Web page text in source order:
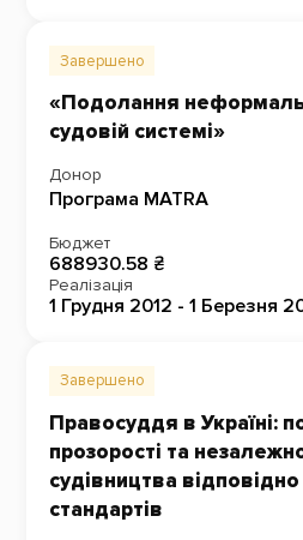
Завершено
«Подолання
судовій системі»
Донор
Програма MATRA
Бюджет
688930.58 ₴
Реалізація
1 Грудня 2012 - 1 Березня
Завершено
Правосуддя в Україні:
прозорості та
судівництва
стандартів